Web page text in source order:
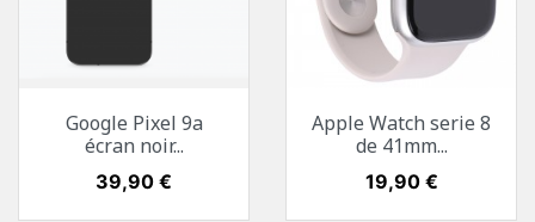
Google Pixel 9a
écran noir...
Prix
39,90 €
Apple Watch serie 8
de 41mm...
Prix
19,90 €